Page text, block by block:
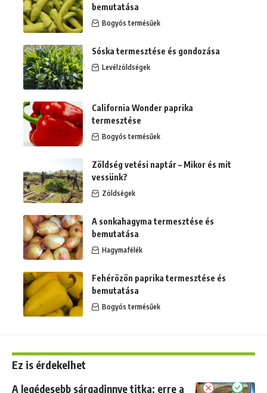
bemutatása
Bogyós termésűek
Sóska termesztése és gondozása
Levélzöldségek
California Wonder paprika
termesztése
Bogyós termésűek
Zöldség vetési naptár – Mikor és mit
vessünk?
Zöldségek
A sonkahagyma termesztése és
bemutatása
Hagymafélék
Fehérözön paprika termesztése és
bemutatása
Bogyós termésűek
Ez is érdekelhet
A legédesebb sárgadinnye titka: erre a